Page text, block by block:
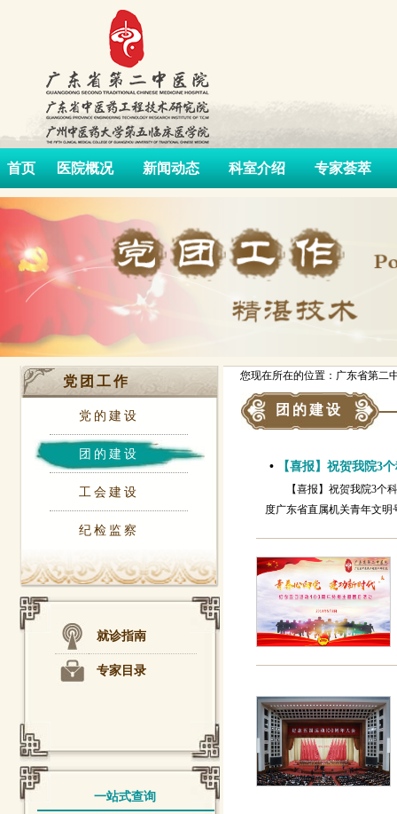
首页 医院概况 新闻动态 科室介绍 专家荟萃
党团工作
党的建设
团的建设
工会建设
纪检监察
就诊指南
专家目录
一站式查询
您现在所在的位置：广东省第二
团的建设
• 【喜报】祝贺我院3
【喜报】祝贺我院3个
度广东省直属机关青年文